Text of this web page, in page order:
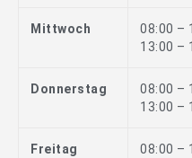
Mittwoch
08:00 –
13:00 –
Donnerstag
08:00 –
13:00 –
Freitag 08:00 –